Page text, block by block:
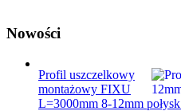
Nowości
Profil uszczelkowy
montażowy FIXU
L=3000mm 8-12mm połysk